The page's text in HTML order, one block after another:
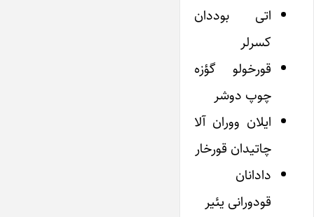
اتی بوددان
کسرلر
قورخولو گؤزه
چوپ دوشر
ایلان ووران آلا
چاتیدان قورخار
دادانان
قودورانی یئیر